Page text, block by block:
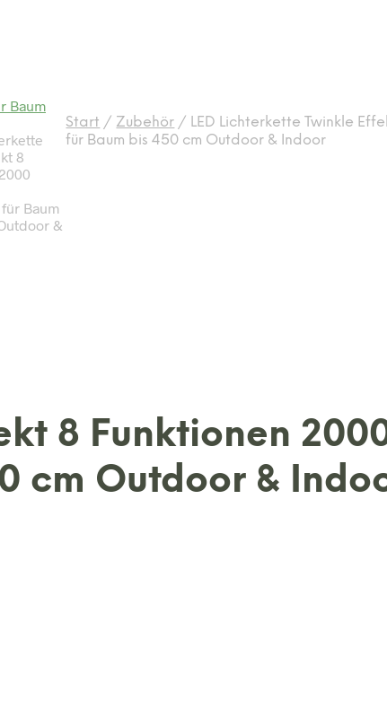
Start / Zubehör / LED Lichterkette Twinkle
für Baum bis 450 cm Outdoor & Indoor
8 Funktionen 2000
cm Outdoor &